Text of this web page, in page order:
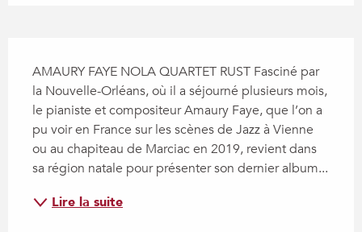
AMAURY FAYE NOLA QUARTET RUST Fasciné par
la Nouvelle-Orléans, où il a séjourné plusieurs mois,
le pianiste et compositeur Amaury Faye, que l’on a
pu voir en France sur les scènes de Jazz à Vienne
ou au chapiteau de Marciac en 2019, revient dans
sa région natale pour présenter son dernier album...
Lire la suite